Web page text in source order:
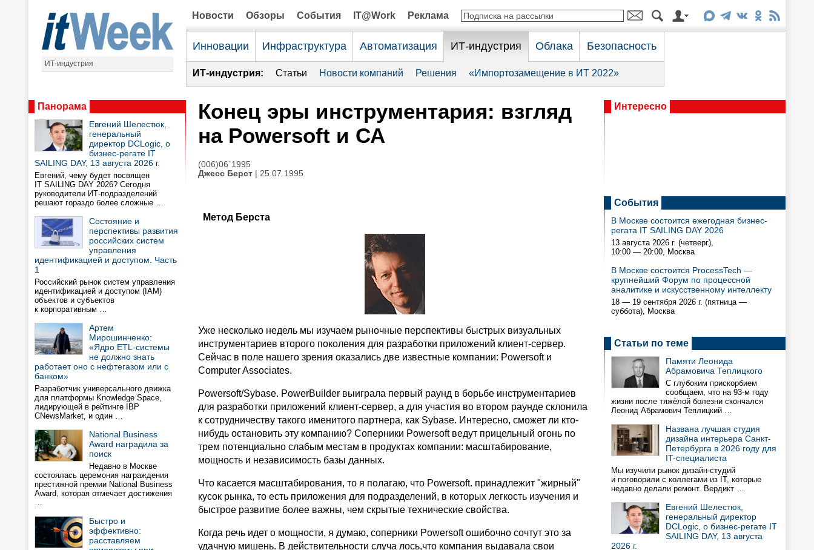
ИТ-индустрия
Новости Обзоры События IT@Work Реклама
Инновации Инфраструктура Автоматизация ИТ-индустрия Облака Безопасность
ИТ-индустрия: Статьи Новости компаний Решения «Импортозамещение в ИТ 2022»
Панорама
Евгений Шелестюк,
генеральный
директор DCLogic, о
бизнес-регате IT
SAILING DAY, 13 августа 2026 г.
Евгений, чему будет посвящен
IT SAILING DAY 2026? Сегодня
руководители ИТ-подразделений
решают гораздо более сложные …
Состояние и
перспективы развития
российских систем
управления
идентификацией и доступом. Часть
1
Российский рынок систем управления
идентификацией и доступом (IAM)
объектов и субъектов
к корпоративным …
Артем
Мирошинченко:
«Ядро ETL-системы
не должно знать
работает оно с нефтегазом или с
банком»
Разработчик универсального движка
для платформы Knowledge Space,
лидирующей в рейтинге IBP
CNewsMarket, и один …
National Business
Award наградила за
поиск
Недавно в Москве
состоялась церемония награждения
престижной премии National Business
Award, которая отмечает достижения
…
Быстро и
эффективно:
расставляем
Конец эры инструментария: взгляд
на Powersoft и СА
(006)06`1995
Джесс Берст | 25.07.1995
Метод Берста
Уже несколько недель мы изучаем рыночные перспективы быстрых визуальных
инструментариев второго поколения для разработки приложений клиент-сервер.
Сейчас в поле нашего зрения оказались две известные компании: Powersoft и
Computer Associates.
Powersoft/Sybase. PowerBuilder выиграла первый раунд в борьбе инструментариев
для разработки приложений клиент-сервер, а для участия во втором раунде склонила
к сотрудничеству такого именитого партнера, как Sybase. Интересно, сможет ли кто-
нибудь остановить эту компанию? Соперники Powersoft ведут прицельный огонь по
трем потенциально слабым местам в продуктах компании: масштабирование,
мощность и независимость базы данных.
Что касается масштабирования, то я полагаю, что Powersoft. принадлежит "жирный"
кусок рынка, то есть приложения для подразделений, в которых легкость изучения и
быстрое развитие более важны, чем скрытые технические свойства.
Когда речь идет о мощности, я думаю, соперники Powersoft ошибочно сочтут это за
удачную мишень. В действительности случа лось,что компания выдавала свои
Интересно
События
В Москве состоится ежегодная бизнес-
регата IT SAILING DAY 2026
13 августа 2026 г. (четверг),
10:00 — 20:00, Москва
В Москве состоится ProcessTech —
крупнейший Форум по процессной
аналитике и искусственному интеллекту
18 — 19 сентября 2026 г. (пятница —
суббота), Москва
Статьи по теме
Памяти Леонида
Абрамовича Теплицкого
С глубоким прискорбием
сообщаем, что на 93-м году
жизни после тяжёлой болезни скончался
Леонид Абрамович Теплицкий …
Названа лучшая студия
дизайна интерьера Санкт-
Петербурга в 2026 году для
IT-специалиста
Мы изучили рынок дизайн-студий
и поговорили с коллегами из IT, которые
недавно делали ремонт. Вердикт …
Евгений Шелестюк,
генеральный директор
DCLogic, о бизнес-регате IT
SAILING DAY, 13 августа
2026 г.